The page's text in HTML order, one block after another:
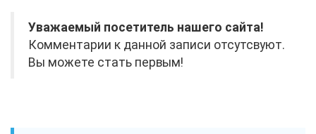
Уважаемый посетитель нашего сайта!
Комментарии к данной записи отсутсвуют.
Вы можете стать первым!